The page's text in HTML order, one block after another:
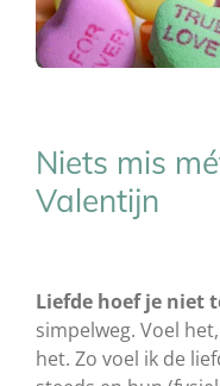
Niets mis
Valentijn
Liefde hoef je niet
simpelweg. Voel
het. Zo voel ik de